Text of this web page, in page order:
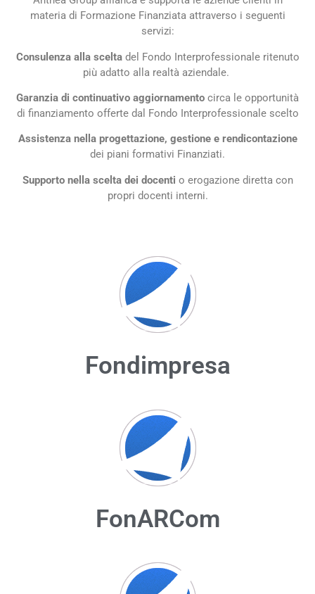
materia di Formazione Finanziata attraverso i seguenti
servizi:
Consulenza alla sceltadel Fondo Interprofessionale ritenuto
più adatto alla realtà aziendale.
Garanzia di continuativo aggiornamento circa le opportunità
di finanziamento offerte dal Fondo Interprofessionale scelto
Assistenza nella progettazione, gestione e rendicontazione
dei piani formativi Finanziati.
Supporto nella scelta dei docenti o erogazione diretta con
propri docenti interni.
Fondimpresa
FonARCom